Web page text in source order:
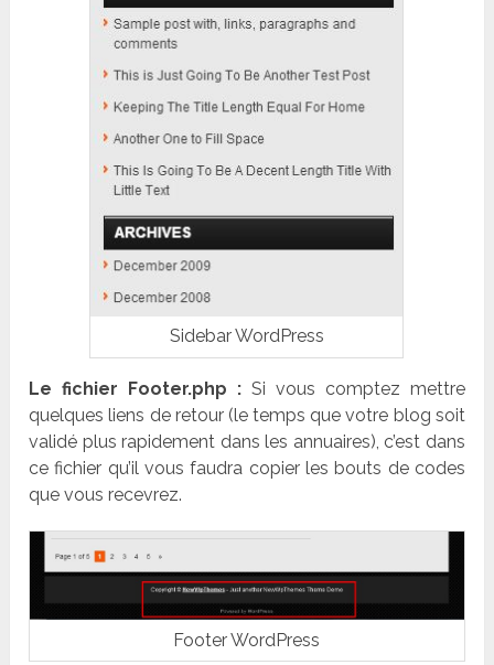
Sidebar WordPress
Le fichier Footer.php : Si vous comptez mettre
quelques liens de retour (le temps que votre blog soit
validé plus rapidement dans les annuaires), c’est dans
ce fichier qu’il vous faudra copier les bouts de codes
que vous recevrez.
Footer WordPress